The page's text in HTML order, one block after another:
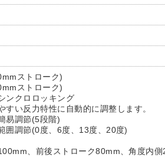
ストローク)
ストローク)
ンクロロッキング
い反力特性に自動的に調整します。
易調節(5段階)
囲調節(0度、6度、13度、20度)
、前後ストローク80mm、角度内側